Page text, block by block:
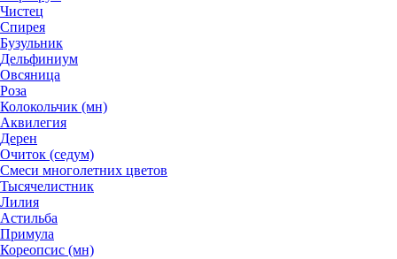
Чистец
Спирея
Бузульник
Дельфиниум
Овсяница
Роза
Колокольчик (мн)
Аквилегия
Дерен
Очиток (седум)
Смеси многолетних цветов
Тысячелистник
Лилия
Астильба
Примула
Кореопсис (мн)